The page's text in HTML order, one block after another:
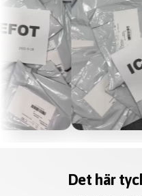
Det här